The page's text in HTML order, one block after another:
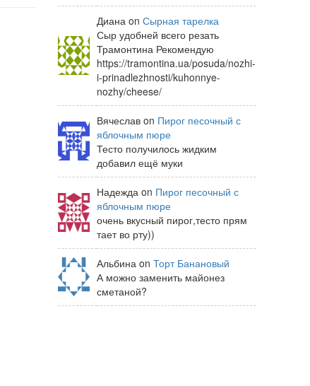
Диана on Сырная тарелка
Сыр удобней всего резать
Трамонтина Рекомендую
https://tramontina.ua/posuda/nozhi-
i-prinadlezhnosti/kuhonnye-
nozhy/cheese/
Вячеслав on Пирог песочный с
яблочным пюре
Тесто получилось жидким
добавил ещё муки
Надежда on Пирог песочный с
яблочным пюре
очень вкусный пирог,тесто прям
тает во рту))
Альбина on Торт Банановый
А можно заменить майонез
сметаной?